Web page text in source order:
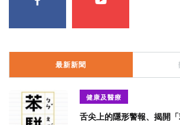
最新新聞
健康及醫療
舌尖上的隱形警報、揭開